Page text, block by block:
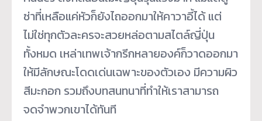
ซ่าที่เหลือแค่หัวก็ยังไถออกมาให้คาวาอี้ได้ แต่
ไม่ใช่ทุกตัวละครจะสวยหล่อตามสไตล์ญี่ปุ่น
ทั้งหมด เหล่าเทพเจ้ากรีกหลายองค์ก็วาดออกมา
ให้มีลักษณะโดดเด่นเฉพาะของตัวเอง มีความผิว
สีมะกอก รวมถึงบทสนทนาที่ทำให้เราสามารถ
จดจำพวกเขาได้ทันที